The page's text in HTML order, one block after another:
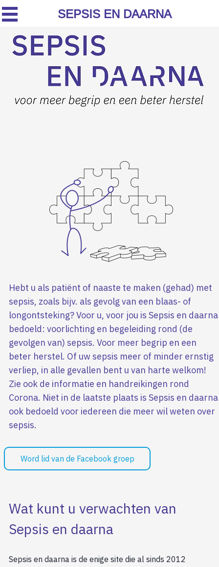
Hebt u als patiënt of naaste te maken (gehad) met
sepsis, zoals bijv. als gevolg van een blaas- of
longontsteking? Voor u, voor jou is Sepsis en daarna
bedoeld: voorlichting en begeleiding rond (de
gevolgen van) sepsis. Voor meer begrip en een
beter herstel. Of uw sepsis meer of minder ernstig
verliep, in alle gevallen bent u van harte welkom!
Zie ook de informatie en handreikingen rond
Corona. Niet in de laatste plaats is Sepsis en daarna
ook bedoeld voor iedereen die meer wil weten over
sepsis.
Wat kunt u verwachten van
Sepsis en daarna
Sepsis en daarna is de enige site die al sinds 2012
SEPSIS EN DAARNA